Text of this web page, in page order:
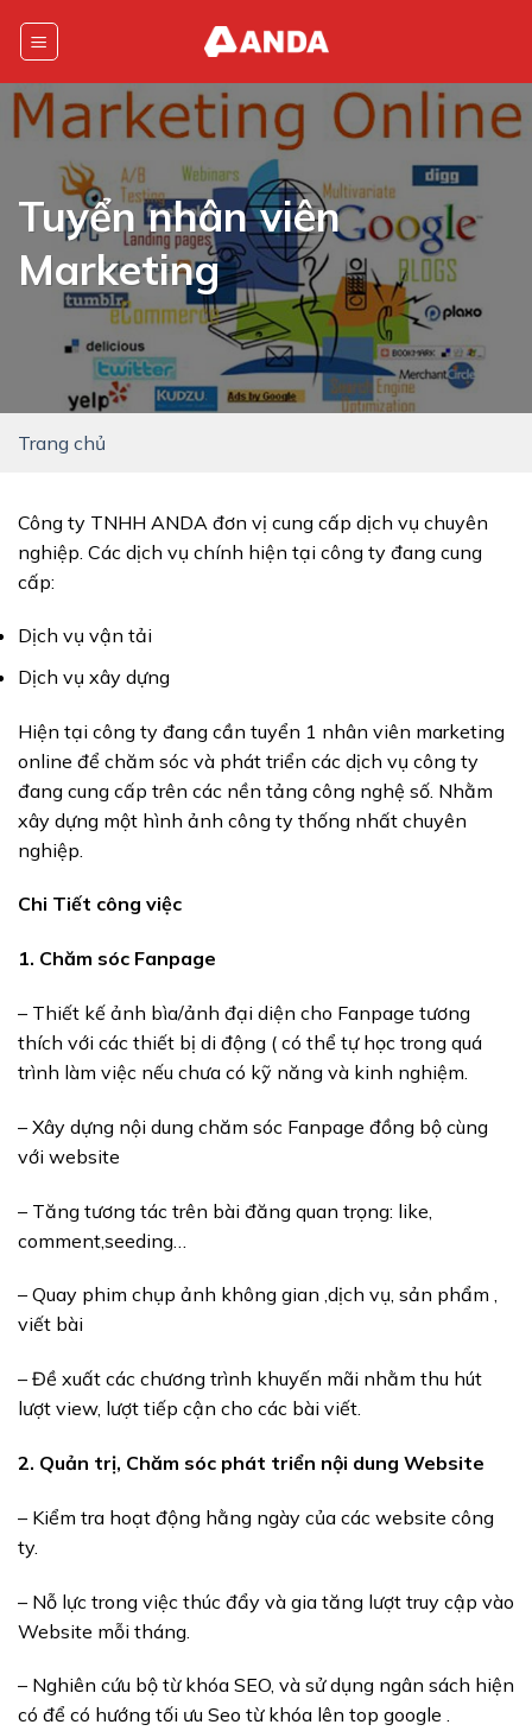
Tuyển nhân viên
Marketing
Trang chủ
Công ty TNHH ANDA đơn vị cung cấp dịch vụ chuyên
nghiệp. Các dịch vụ chính hiện tại công ty đang cung
cấp:
Dịch vụ vận tải
Dịch vụ xây dựng
Hiện tại công ty đang cần tuyển 1 nhân viên marketing
online để chăm sóc và phát triển các dịch vụ công ty
đang cung cấp trên các nền tảng công nghệ số. Nhằm
xây dựng một hình ảnh công ty thống nhất chuyên
nghiệp.
Chi Tiết công việc
1. Chăm sóc Fanpage
– Thiết kế ảnh bìa/ảnh đại diện cho Fanpage tương
thích với các thiết bị di động ( có thể tự học trong quá
trình làm việc nếu chưa có kỹ năng và kinh nghiệm.
– Xây dựng nội dung chăm sóc Fanpage đồng bộ cùng
với website
– Tăng tương tác trên bài đăng quan trọng: like,
comment,seeding…
– Quay phim chụp ảnh không gian ,dịch vụ, sản phẩm ,
viết bài
– Đề xuất các chương trình khuyến mãi nhằm thu hút
lượt view, lượt tiếp cận cho các bài viết.
2. Quản trị, Chăm sóc phát triển nội dung Website
– Kiểm tra hoạt động hằng ngày của các website công
ty.
– Nỗ lực trong việc thúc đẩy và gia tăng lượt truy cập vào
Website mỗi tháng.
– Nghiên cứu bộ từ khóa SEO, và sử dụng ngân sách hiện
có để có hướng tối ưu Seo từ khóa lên top google .